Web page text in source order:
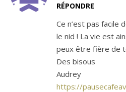
RÉPONDRE
Ce n’est pas facile
le nid ! La vie est
peux être fière de
Des bisous
Audrey
https://